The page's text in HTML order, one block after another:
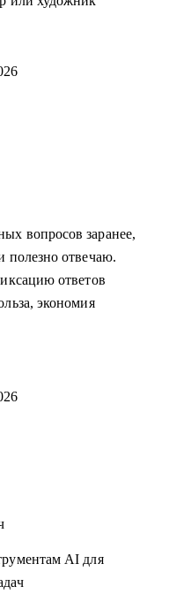
вопросов заранее,
полезно отвечаю.
ответов
экономия
AI для